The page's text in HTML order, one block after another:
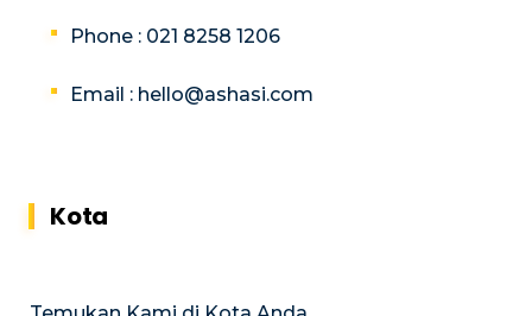
Phone : 021 8258 1206
Email : hello@ashasi.com
Kota